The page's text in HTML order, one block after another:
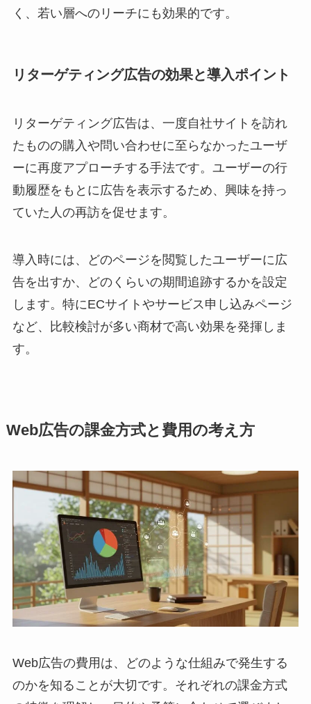
く、若い層へのリーチにも効果的です。
リターゲティング広告の効果と導入ポイント
リターゲティング広告は、一度自社サイトを訪れ
たものの購入や問い合わせに至らなかったユーザ
ーに再度アプローチする手法です。ユーザーの行
動履歴をもとに広告を表示するため、興味を持っ
ていた人の再訪を促せます。
導入時には、どのページを閲覧したユーザーに広
告を出すか、どのくらいの期間追跡するかを設定
します。特にECサイトやサービス申し込みページ
など、比較検討が多い商材で高い効果を発揮しま
す。
Web広告の課金方式と費用の考え方
Web広告の費用は、どのような仕組みで発生する
のかを知ることが大切です。それぞれの課金方式